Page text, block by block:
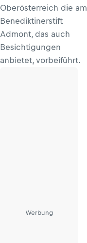
Oberösterreich die am
Benediktinerstift
Admont, das auch
Besichtigungen
anbietet, vorbeiführt.
Werbung